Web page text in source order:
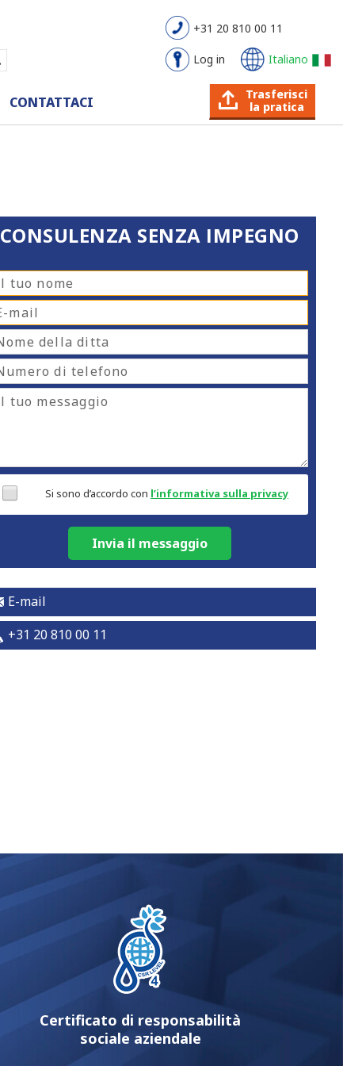
+31 20 810 00 11
Log in Italiano
CONTATTACI
Trasferisci
la pratica
CONSULENZA SENZA IMPEGNO
Si sono d’accordo con l’informativa sulla privacy
Invia il messaggio
E-mail
+31 20 810 00 11
Certificato di responsabilità
sociale aziendale